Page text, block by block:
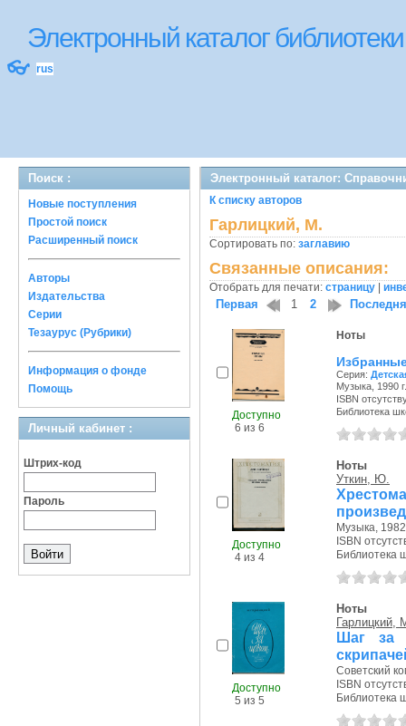
Электронный каталог
👓 rus
Поиск :
Новые поступления
Простой поиск
Расширенный поиск
Авторы
Издательства
Серии
Тезаурус (Рубрики)
Информация о фонде
Помощь
Личный кабинет :
Штрих-код
Пароль
Электронный каталог:
К списку авторов
Гарлицкий, М.
Сортировать по: заглавию
Связанные описания:
Отобрать для печати: страницу
Первая 1 2
Доступно
6 из 6
Ноты
Серия:
Музыка, 1990 г.
ISBN
Библиотека
Доступно
4 из 4
Ноты
Уткин, Ю.
Музыка, 1982
ISBN
Библиотека
Доступно
5 из 5
Ноты
Гарлицкий,
Шаг за
Советский
ISBN
Библиотека